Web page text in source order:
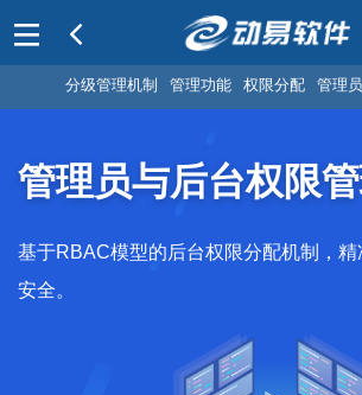
分级管理机制 管理功能 权限分配 管理
管理员与后台权限
基于RBAC模型的后台权限分配机制，
安全。